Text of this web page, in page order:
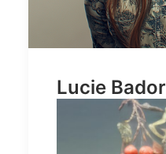
Lucie Bador